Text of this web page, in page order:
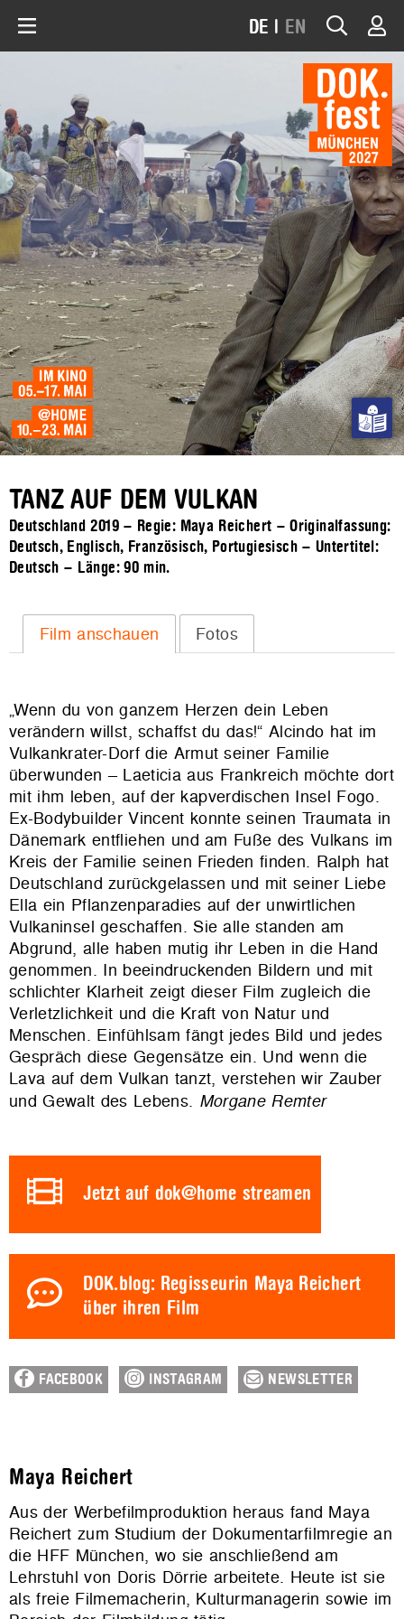
DE | EN
TANZ AUF DEM VULKAN
Deutschland 2019 – Regie: Maya Reichert – Originalfassung:
Deutsch, Englisch, Französisch, Portugiesisch – Untertitel:
Deutsch – Länge:90 min.
Film anschauen Fotos
„Wenn du von ganzem Herzen dein Leben
verändern willst, schaffst du das!“ Alcindo hat im
Vulkankrater-Dorf die Armut seiner Familie
überwunden – Laeticia aus Frankreich möchte dort
mit ihm leben, auf der kapverdischen Insel Fogo.
Ex-Bodybuilder Vincent konnte seinen Traumata in
Dänemark entfliehen und am Fuße des Vulkans im
Kreis der Familie seinen Frieden finden. Ralph hat
Deutschland zurückgelassen und mit seiner Liebe
Ella ein Pflanzenparadies auf der unwirtlichen
Vulkaninsel geschaffen. Sie alle standen am
Abgrund, alle haben mutig ihr Leben in die Hand
genommen. In beeindruckenden Bildern und mit
schlichter Klarheit zeigt dieser Film zugleich die
Verletzlichkeit und die Kraft von Natur und
Menschen. Einfühlsam fängt jedes Bild und jedes
Gespräch diese Gegensätze ein. Und wenn die
Lava auf dem Vulkan tanzt, verstehen wir Zauber
und Gewalt des Lebens. Morgane Remter
Jetzt auf dok@home streamen
DOK.blog: Regisseurin Maya Reichert
über ihren Film
FACEBOOK INSTAGRAM NEWSLETTER
Maya Reichert
Aus der Werbefilmproduktion heraus fand Maya
Reichert zum Studium der Dokumentarfilmregie an
die HFF München, wo sie anschließend am
Lehrstuhl von Doris Dörrie arbeitete. Heute ist sie
als freie Filmemacherin, Kulturmanagerin sowie im